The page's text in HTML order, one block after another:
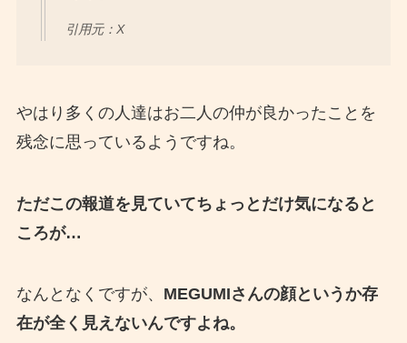
引用元：X
やはり多くの人達はお二人の仲が良かったことを
残念に思っているようですね。
ただこの報道を見ていてちょっとだけ気になると
ころが…
なんとなくですが、 MEGUMIさんの顔というか存
在が全く見えないんですよね。